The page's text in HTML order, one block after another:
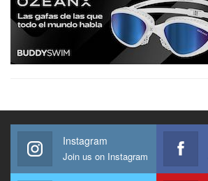
Instagram
Join us on Instagram